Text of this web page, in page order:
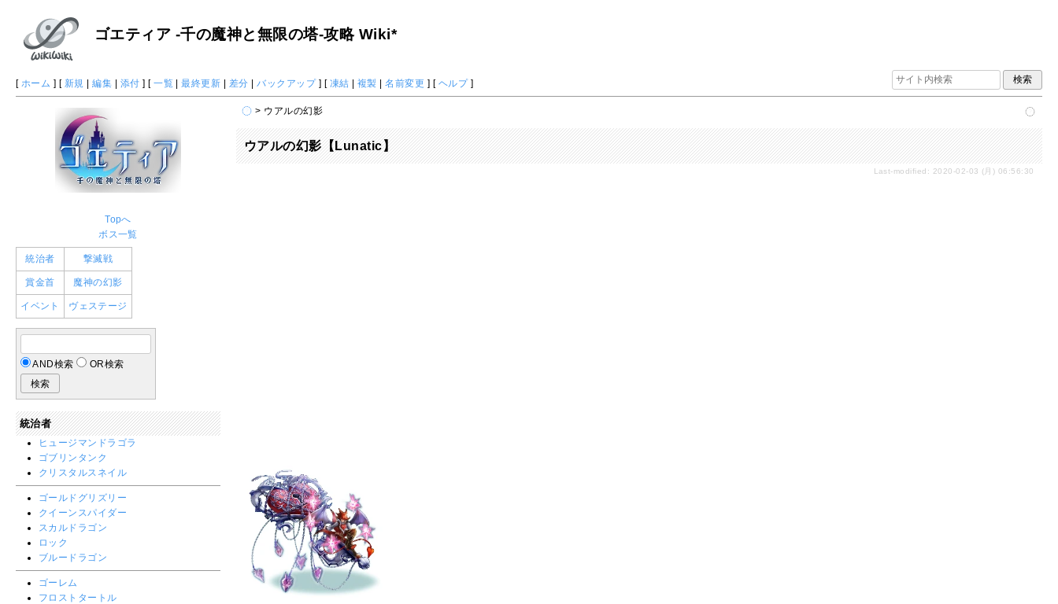
ゴエティア -千の魔神と無限の塔-攻略 Wiki*
[ ホーム ] [ 新規 |編集 | 添付 ] [一覧 |最終更新 | 差分 |バックアップ] [ 凍結 | 複製 |名前変更 ] [ ヘルプ]
> ウアルの幻影
ウアルの幻影【Lunatic】
Last-modified: 2020-02-03 (月) 06:56:30
Topへ
ボス一覧
統治者 撃滅戦
賞金首 魔神の幻影
イベント ヴェステージ
AND検索 OR検索
統治者
ヒュージマンドラゴラ
ゴブリンタンク
クリスタルスネイル
ゴールドグリズリー
クイーンスパイダー
スカルドラゴン
ロック
ブルードラゴン
ゴーレム
フロストタートル